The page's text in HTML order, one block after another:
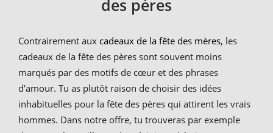
des pères
Contrairement aux cadeaux de la fête des mères, les
cadeaux de la fête des pères sont souvent moins
marqués par des motifs de cœur et des phrases
d'amour. Tu as plutôt raison de choisir des idées
inhabituelles pour la fête des pères qui attirent les vrais
hommes. Dans notre offre, tu trouveras par exemple